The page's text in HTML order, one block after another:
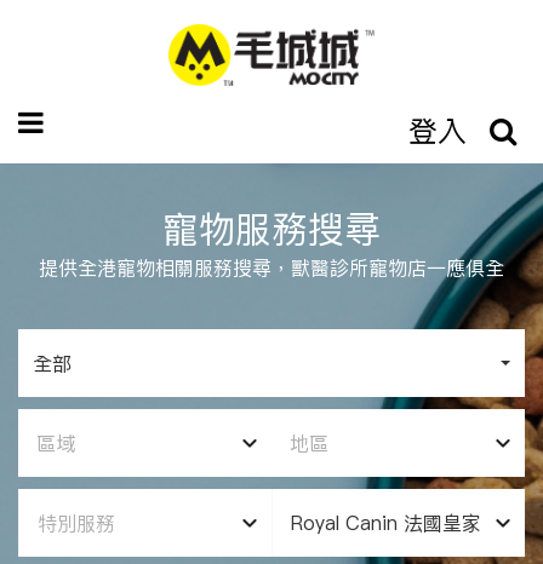
登入
寵物服務搜尋
提供全港寵物相關服務搜尋，獸醫診所寵物店一應俱全
全部
區域 地區
特別服務 Royal Canin 法國皇家